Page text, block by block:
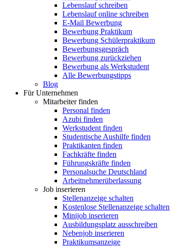
Lebenslauf schreiben
Lebenslauf online schreiben
E-Mail Bewerbung
Bewerbung Praktikum
Bewerbung Schülerpraktikum
Bewerbungsgespräch
Bewerbung zurückziehen
Bewerbung als Werkstudent
Alle Bewerbungstipps
Blog
Für Unternehmen
Mitarbeiter finden
Personal finden
Azubi finden
Werkstudent finden
Studentische Aushilfe finden
Praktikanten finden
Fachkräfte finden
Führungskräfte finden
Personalsuche Deutschland
Arbeitnehmerüberlassung
Job inserieren
Stellenanzeige schalten
Kostenlose Stellenanzeige schalten
Minijob inserieren
Ausbildungsplatz ausschreiben
Nebenjob inserieren
Praktikumsanzeige